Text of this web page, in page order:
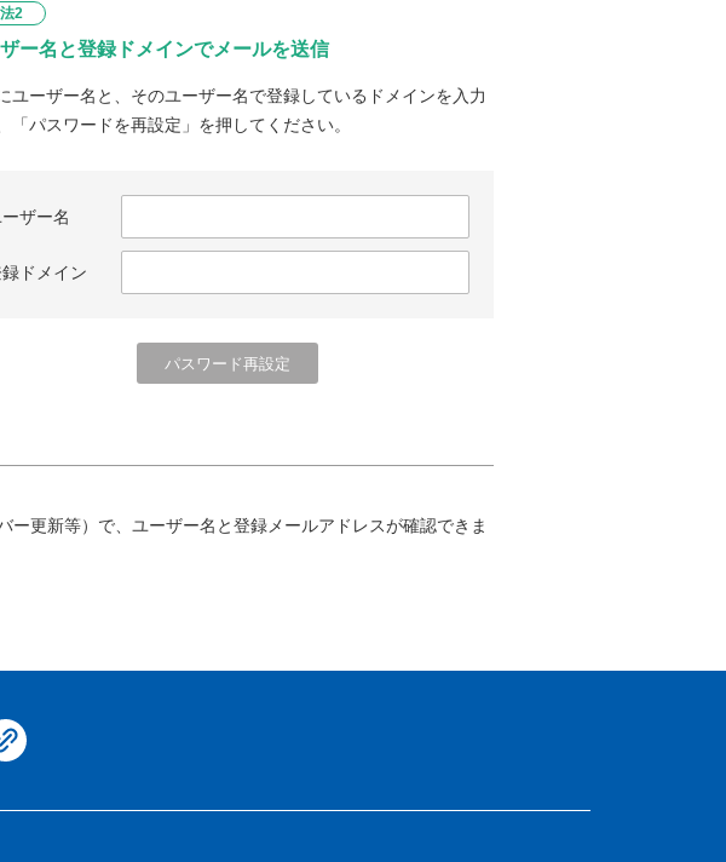
2
ー名と登録ドメインでメールを送信
ユーザー名と、そのユーザー名で登録しているドメインを入力
「パスワードを再設定」を押してください。
ザー名
ドメイン
更新等）で、ユーザー名と登録メールアドレスが確認できま
copy